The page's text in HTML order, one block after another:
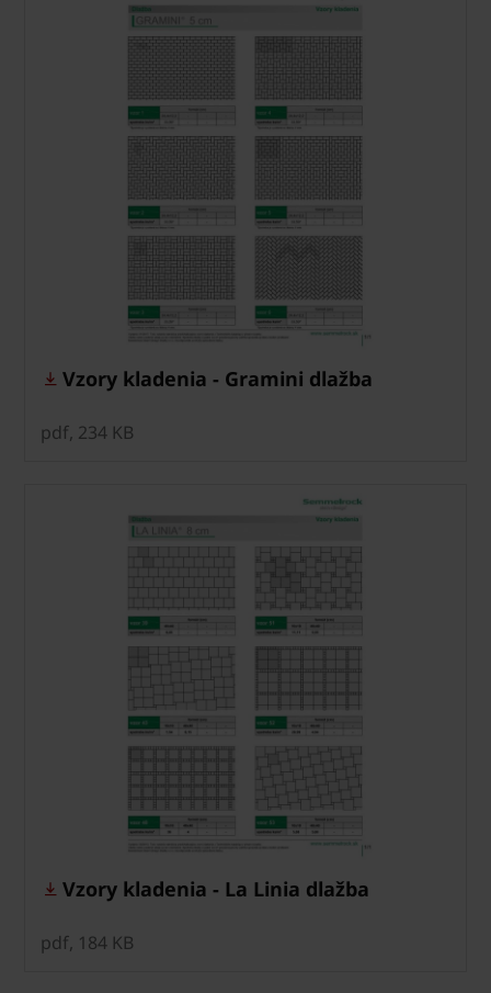
Vzory kladenia - Gramini dlažba
pdf, 234 KB
Vzory kladenia - La Linia dlažba
pdf, 184 KB